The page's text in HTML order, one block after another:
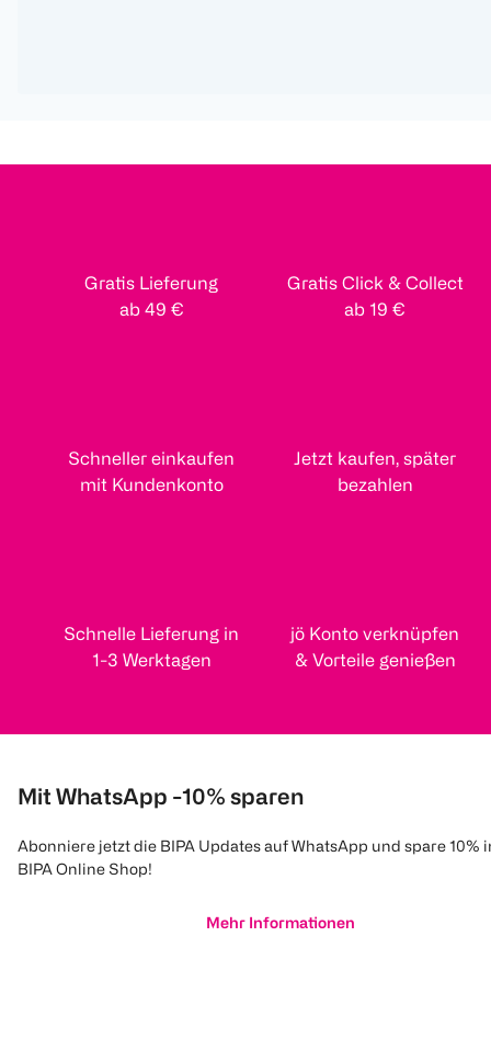
Gratis Lieferung
ab 49 €
Gratis Click & Collect
ab 19 €
Schneller einkaufen
mit Kundenkonto
Jetzt kaufen, später
bezahlen
Schnelle Lieferung in
1-3 Werktagen
jö Konto verknüpfen
& Vorteile genießen
Mit WhatsApp -10% sparen
Abonniere jetzt die BIPA Updates auf WhatsApp und spare 10%
BIPA Online Shop!
Mehr Informationen